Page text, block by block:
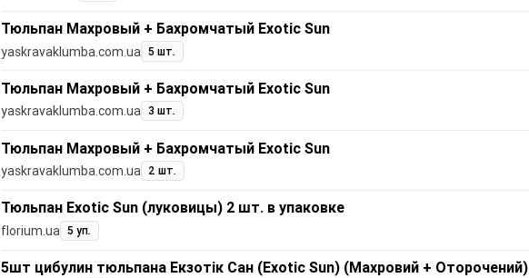
Тюльпан Махровый + Бахромчатый Exotic Sun
yaskravaklumba.com.ua 5 шт.
Тюльпан Махровый + Бахромчатый Exotic Sun
yaskravaklumba.com.ua 3 шт.
Тюльпан Махровый + Бахромчатый Exotic Sun
yaskravaklumba.com.ua 2 шт.
Тюльпан Exotic Sun (луковицы) 2 шт. в упаковке
florium.ua 5 уп.
5шт цибулин тюльпана Екзотік Сан (Exotic Sun) (Махровий + Оторочений)